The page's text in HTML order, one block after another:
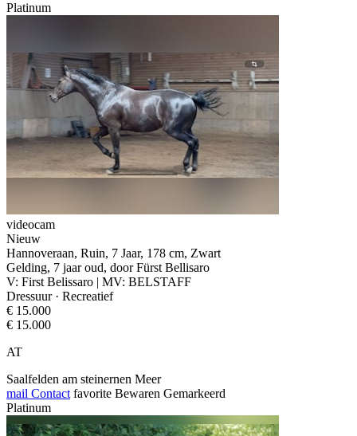
Platinum
videocam
Nieuw
Hannoveraan, Ruin, 7 Jaar, 178 cm, Zwart
Gelding, 7 jaar oud, door Fürst Bellisaro
V: First Belissaro | MV: BELSTAFF
Dressuur · Recreatief
€ 15.000
€ 15.000
AT
Saalfelden am steinernen Meer
mail Contact favorite Bewaren Gemarkeerd
Platinum